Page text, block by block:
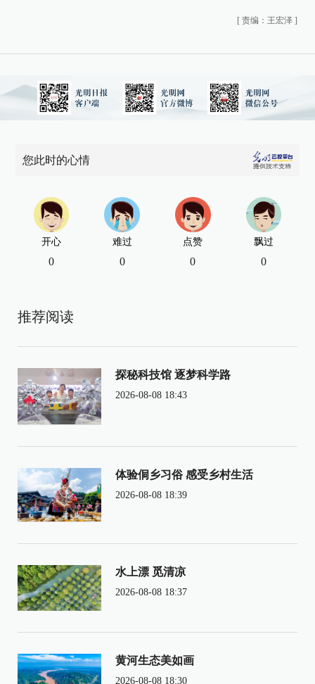
[ 责编：王宏泽 ]
您此时的心情
开心
0
难过
0
点赞
0
飘过
0
推荐阅读
探秘科技馆 逐梦科学路
2026-08-08 18:43
体验侗乡习俗 感受乡村生活
2026-08-08 18:39
水上漂 觅清凉
2026-08-08 18:37
黄河生态美如画
2026-08-08 18:30